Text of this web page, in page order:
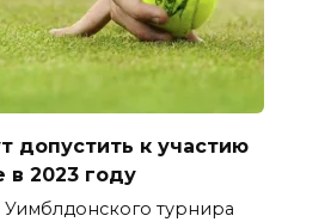
допустить к участию
в 2023 году
турнира